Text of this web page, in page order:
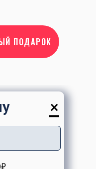
ПОДАРОК
₽
×